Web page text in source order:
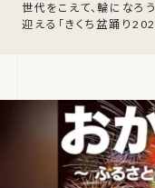
世代をこえて、輪になろ
迎える「きくち盆踊り